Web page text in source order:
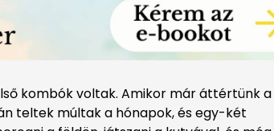
kombók voltak. Amikor már áttértünk a
teltek múltak a hónapok, és egy-két